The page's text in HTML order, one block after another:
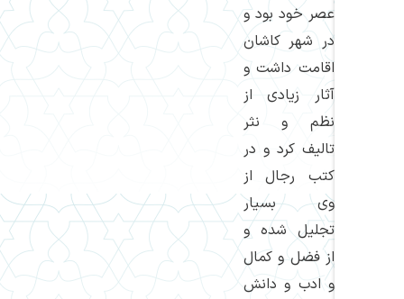
عصر خود بود و
در شهر كاشان
اقامت داشت و
آثار زیادی از
نظم و نثر
تالیف كرد و در
كتب رجال از
وی بسیار
تجلیل شده و
از فضل و كمال
و ادب و دانش